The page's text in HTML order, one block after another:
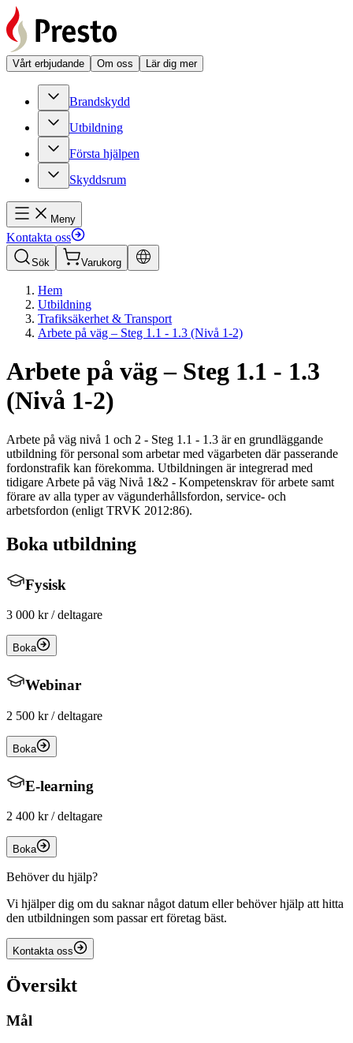
Vårt erbjudande Om oss Lär dig mer
Brandskydd
Utbildning
Första hjälpen
Skyddsrum
Meny
Kontakta oss
Sök Varukorg
Hem
Utbildning
Trafiksäkerhet & Transport
Arbete på väg – Steg 1.1 - 1.3 (Nivå 1-2)
Arbete på väg – Steg 1.1 - 1.3
(Nivå 1-2)
Arbete på väg nivå 1 och 2 - Steg 1.1 - 1.3 är en grundläggande
utbildning för personal som arbetar med vägarbeten där passerande
fordonstrafik kan förekomma. Utbildningen är integrerad med
tidigare Arbete på väg Nivå 1&2 - Kompetenskrav för arbete samt
förare av alla typer av vägunderhållsfordon, service- och
arbetsfordon (enligt TRVK 2012:86).
Boka utbildning
Fysisk
3 000 kr/ deltagare
Boka
Webinar
2 500 kr/ deltagare
Boka
E-learning
2 400 kr/ deltagare
Boka
Behöver du hjälp?
Vi hjälper dig om du saknar något datum eller behöver hjälp att hitta
den utbildningen som passar ert företag bäst.
Kontakta oss
Översikt
Mål